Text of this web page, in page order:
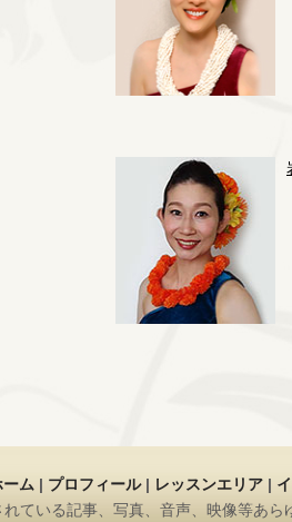
ーム | プロフィール| レッスンエリア |
ている記事、写真、音声、映像等あ